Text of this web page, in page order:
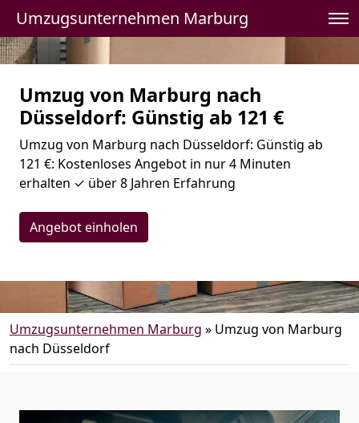
Umzugsunternehmen Marburg
Umzug von Marburg nach
Düsseldorf: Günstig ab 121 €
Umzug von Marburg nach Düsseldorf: Günstig ab
121 €: Kostenloses Angebot in nur 4 Minuten
erhalten ✓ über 8 Jahren Erfahrung
Angebot einholen
Umzugsunternehmen Marburg » Umzug von Marburg
nach Düsseldorf